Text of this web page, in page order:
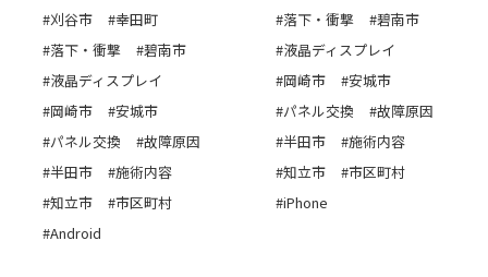
#刈谷市
#幸田町
#落下・衝撃
#碧南市
#液晶ディスプレイ
#岡崎市
#安城市
#パネル交換
#故障原因
#半田市
#施術内容
#知立市
#市区町村
#Android
#落下・衝撃
#碧南市
#液晶ディスプレイ
#岡崎市
#安城市
#パネル交換
#故障原因
#半田市
#施術内容
#知立市
#市区町村
#iPhone